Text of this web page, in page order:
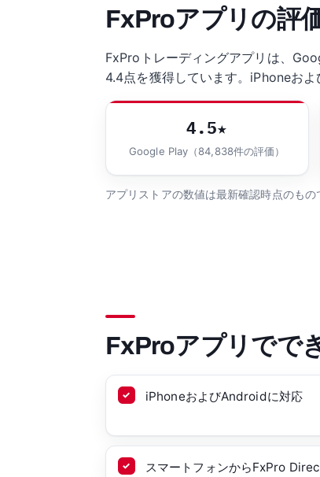
FxProアプリの評
FxProトレーディングアプリは、
4.4点を獲得しています。iPhoneお
4.5★
Google Play（84,838件の評価）
アプリストアの数値は最新確認時点のも
FxProアプリでで
iPhoneおよびAndroidに対応
スマートフォンからFxPro